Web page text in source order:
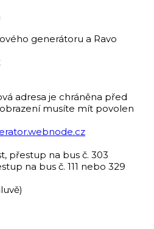
generátoru a Ravo
adresa je chráněna před
musíte mít povolen
přestup na bus č. 303
na bus č. 111 nebo 329